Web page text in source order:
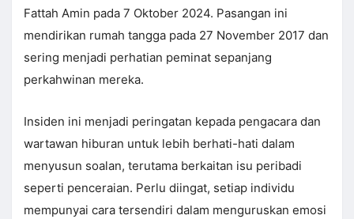
Fattah Amin pada 7 Oktober 2024. Pasangan ini
mendirikan rumah tangga pada 27 November 2017 dan
sering menjadi perhatian peminat sepanjang
perkahwinan mereka.
Insiden ini menjadi peringatan kepada pengacara dan
wartawan hiburan untuk lebih berhati-hati dalam
menyusun soalan, terutama berkaitan isu peribadi
seperti penceraian. Perlu diingat, setiap individu
mempunyai cara tersendiri dalam menguruskan emosi